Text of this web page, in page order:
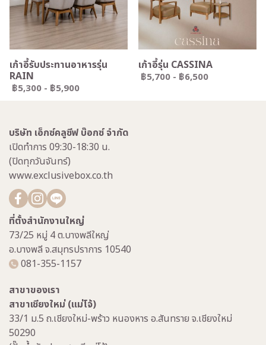
เก้าอี้รับประทานอาหารรุ่น
RAIN
฿5,300 - ฿5,900
เก้าอี้รุ่น CASSINA
฿5,700 - ฿6,500
บริษัท เอ็กซ์คลูซีฟ บ๊อกซ์ จำกัด
เปิดทำการ 09:30-18:30 น.
(ปิดทุกวันจันทร์)
www.exclusivebox.co.th
ที่ตั้งสำนักงานใหญ่
73/25 หมู่ 4 ต.บางพลีใหญ่
อ.บางพลี จ.สมุทรปราการ 10540
081-355-1157
สาขาของเรา
สาขาเชียงใหม่ (แม่โจ้)
33/1 ม.5 ถ.เชียงใหม่-พร้าว หนองหาร อ.สันทราย จ.เชียงใหม่
50290